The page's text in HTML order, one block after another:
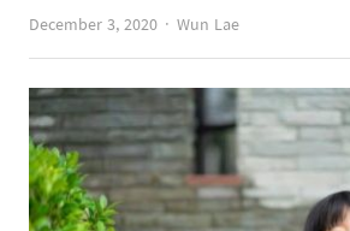
December 3, 2020
Author
Wun Lae